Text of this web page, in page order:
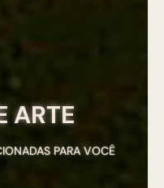
ARTE
PARA VOCÊ